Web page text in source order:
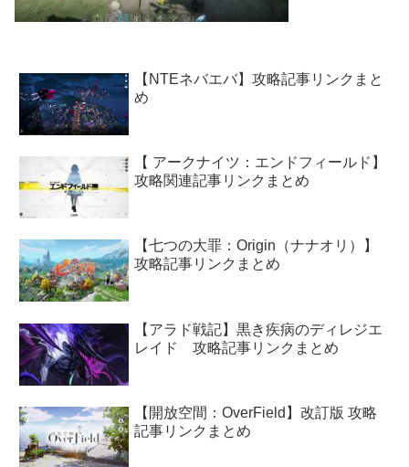
【NTEネバエバ】攻略記事リンクまと
め
【 アークナイツ：エンドフィールド】
攻略関連記事リンクまとめ
【七つの大罪：Origin（ナナオリ）】
攻略記事リンクまとめ
【アラド戦記】黒き疾病のディレジエ
レイド 攻略記事リンクまとめ
【開放空間：OverField】改訂版 攻略
記事リンクまとめ